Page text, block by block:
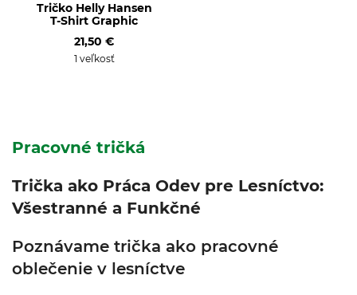
Tričko Helly Hansen
T-Shirt Graphic
21,50 €
1 veľkosť
Pracovné tričká
Trička ako Práca Odev pre Lesníctvo:
Všestranné a Funkčné
Poznávame trička ako pracovné
oblečenie v lesníctve